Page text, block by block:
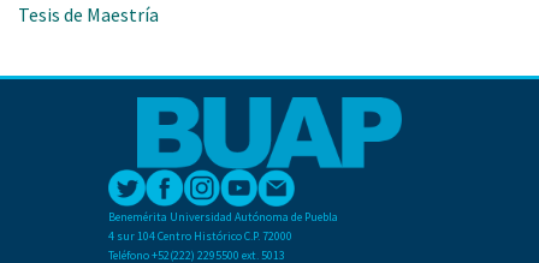
Tesis de Maestría
Benemérita Universidad Autónoma de Puebla
4 sur 104 Centro Histórico C.P. 72000
Teléfono +52(222) 2295500 ext. 5013